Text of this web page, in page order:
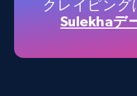
35.3K+ 5.7K+
クレイピング
Sulekhaデ